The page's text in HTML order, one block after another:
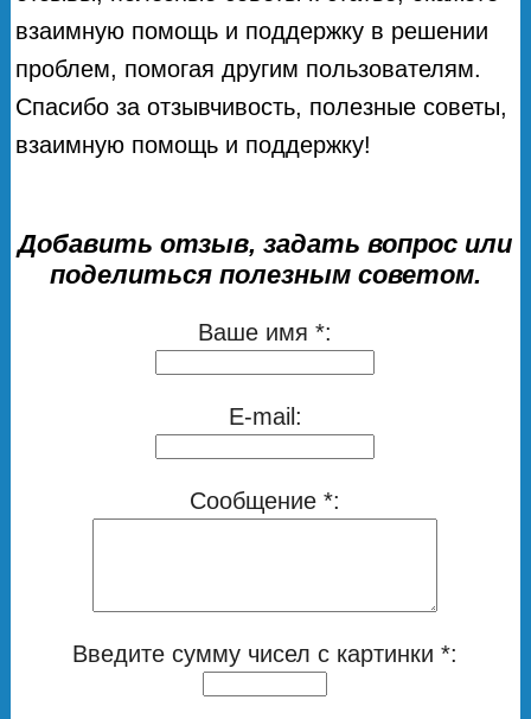
взаимную помощь и поддержку в решении
проблем, помогая другим пользователям.
Спасибо за отзывчивость, полезные советы,
взаимную помощь и поддержку!
Добавить отзыв, задать вопрос или
поделиться полезным советом.
Ваше имя *:
E-mail:
Сообщение *:
Введите сумму чисел с картинки *: